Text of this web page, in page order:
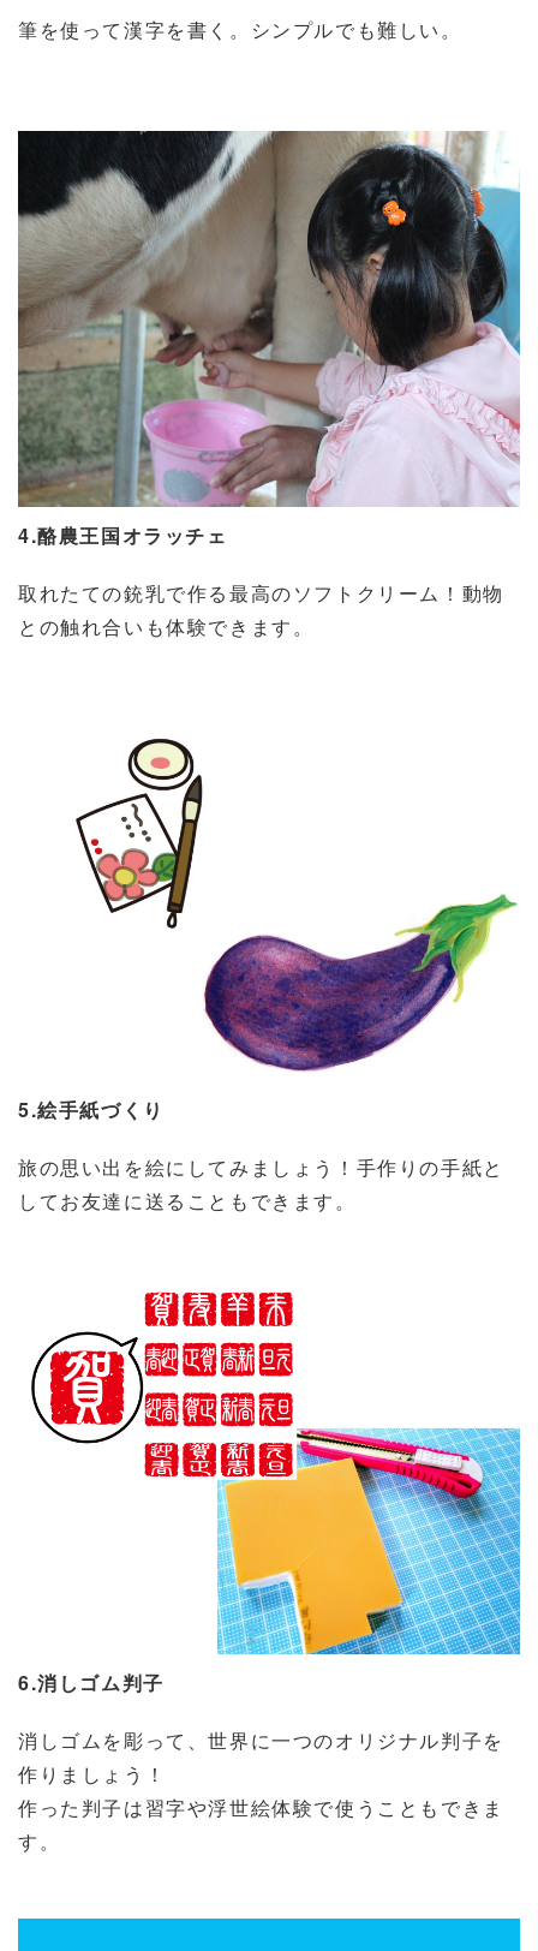
筆を使って漢字を書く。シンプルでも難しい。
4.酪農王国オラッチェ
取れたての銃乳で作る最高のソフトクリーム！動物
との触れ合いも体験できます。
5.絵手紙づくり
旅の思い出を絵にしてみましょう！手作りの手紙と
してお友達に送ることもできます。
6.消しゴム判子
消しゴムを彫って、世界に一つのオリジナル判子を
作りましょう！
作った判子は習字や浮世絵体験で使うこともできま
す。